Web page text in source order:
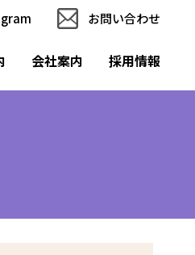
会社案内 採用情報
お問い合わせ